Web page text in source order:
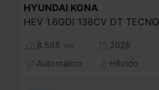
HYUNDAI KONA
HEV 1.6GDI 138CV DT TECNO
8.565 km
2026
Automático
Híbrido